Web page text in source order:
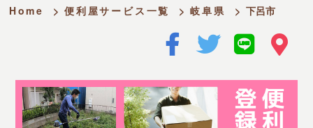
Home > 便利屋サービス一覧 > 岐阜県 > 下呂市